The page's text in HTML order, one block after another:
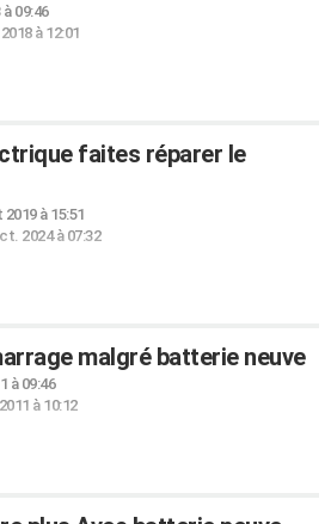
à 09:46
à 12:01
faites réparer le
2019 à 15:51
2024 à 07:32
malgré batterie neuve
à 09:46
à 10:12